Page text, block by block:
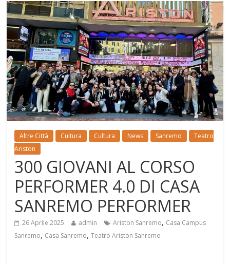
Altre Città Cultura Cultura News Sanremo
Teatro
Ariston
300 GIOVANI AL CORSO
PERFORMER 4.0 DI CASA
SANREMO PERFORMER
26 Aprile 2025 admin Ariston Sanremo, Casa Campus
Sanremo, Casa Sanremo,Teatro Ariston Sanremo